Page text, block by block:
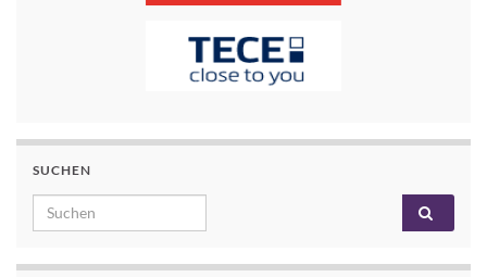
SUCHEN
Search for: